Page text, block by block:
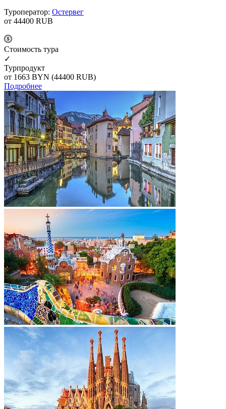
Туроператор: Остервег
от 44400 RUB
Cтоимость тура
✓
Турпродукт
от 1663 BYN (44400 RUB)
Подробнее